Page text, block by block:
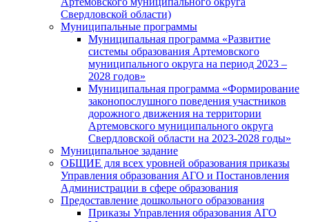
Свердловской области)
Муниципальные программы
Муниципальная программа «Развитие
системы образования Артемовского
муниципального округа на период 2023 –
2028 годов»
Муниципальная программа «Формирование
законопослушного поведения участников
дорожного движения на территории
Артемовского муниципального округа
Свердловской области на 2023-2028 годы»
Муниципальное задание
ОБЩИЕ для всех уровней образования приказы
Управления образования АГО и Постановления
Администрации в сфере образования
Предоставление дошкольного образования
Приказы Управления образования АГО